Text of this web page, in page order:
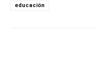
educación